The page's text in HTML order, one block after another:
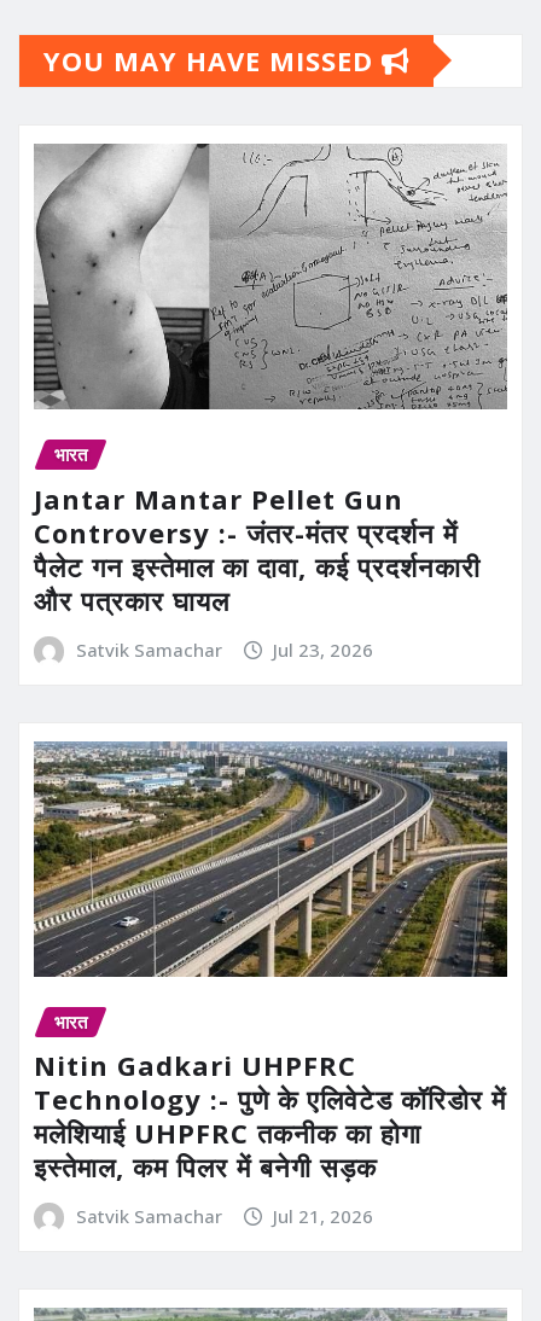
YOU MAY HAVE MISSED
भारत
Jantar Mantar Pellet Gun
Controversy :- जंतर-मंतर प्रदर्शन में
पैलेट गन इस्तेमाल का दावा, कई प्रदर्शनकारी
और पत्रकार घायल
Satvik Samachar Jul 23, 2026
भारत
Nitin Gadkari UHPFRC
Technology :- पुणे के एलिवेटेड कॉरिडोर में
मलेशियाई UHPFRC तकनीक का होगा
इस्तेमाल, कम पिलर में बनेगी सड़क
Satvik Samachar Jul 21, 2026